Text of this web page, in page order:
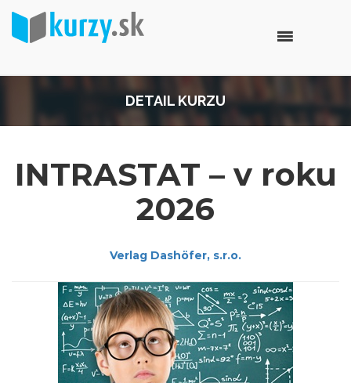
DETAIL KURZU
INTRASTAT – v roku
2026
Verlag Dashöfer, s.r.o.